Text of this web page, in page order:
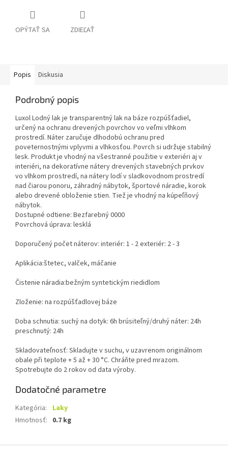
OPÝTAŤ SA ZDIEĽAŤ
Popis Diskusia
Podrobný popis
Luxol Lodný lak je transparentný lak na báze rozpúšťadiel,
určený na ochranu drevených povrchov vo veľmi vlhkom
prostredí. Náter zaručuje dlhodobú ochranu pred
poveternostnými vplyvmi a vlhkosťou. Povrch si udržuje stabilný
lesk. Produkt je vhodný na všestranné použitie v exteriéri aj v
interiéri, na dekoratívne nátery drevených stavebných prvkov
vo vlhkom prostredí, na nátery lodí v sladkovodnom prostredí
nad čiarou ponoru, záhradný nábytok, športové náradie, korok
alebo drevené obloženie stien. Tiež je vhodný na kúpeľňový
nábytok.
Dostupné odtiene: Bezfarebný 0000
Povrchová úprava: lesklá
Doporučený počet náterov: interiér: 1 - 2 exteriér: 2 - 3
Aplikácia:štetec, valček, máčanie
Čistenie náradia:bežným syntetickým riedidlom
Zloženie: na rozpúšťadlovej báze
Doba schnutia: suchý na dotyk: 6h brúsiteľný/druhý náter: 24h
preschnutý: 24h
Skladovateľnosť: Skladujte v suchu, v uzavrenom originálnom
obale při teplote + 5 až + 30 °C. Chráňte pred mrazom.
Spotrebujte do 2 rokov od data výroby.
Dodatočné parametre
Kategória:
Laky
Hmotnosť: 0.7 kg